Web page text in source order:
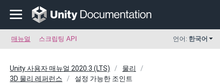
매뉴얼 스크립팅 API 언어: 한국어
Unity 사용자 매뉴얼 2020.3 (LTS)
물리
3D 물리 레퍼런스
설정 가능한 조인트